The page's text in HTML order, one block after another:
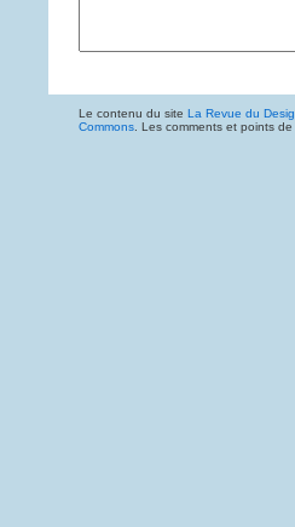
Le contenu du site La Revue du
Commons . Les comments et points